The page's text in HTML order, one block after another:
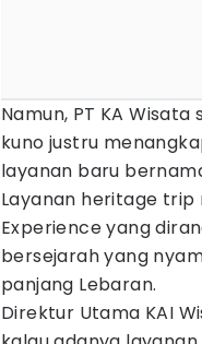
Namun, PT KA
kuno justru
layanan baru
Layanan heritage trip
Experience yang
bersejarah yang
panjang Lebaran.
Direktur Utama KAI